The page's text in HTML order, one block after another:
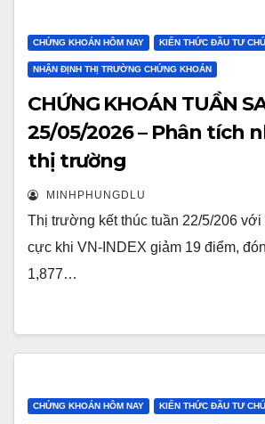
CHỨNG KHOÁN HÔM NAY KIẾN THỨC ĐẦU TƯ
NHẬN ĐỊNH THỊ TRƯỜNG CHỨNG KHOÁN
CHỨNG KHOÁN TUẦN
25/05/2026 – Phân tích
thị trường
MINHPHUNGDLU
Thị trường kết thúc tuần 22/5/206 với
cực khi VN-INDEX giảm 19 điểm,
1,877…
CHỨNG KHOÁN HÔM NAY KIẾN THỨC ĐẦU TƯ